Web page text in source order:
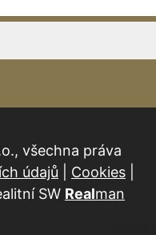
všechna práva
údajů Cookies
SW Realman